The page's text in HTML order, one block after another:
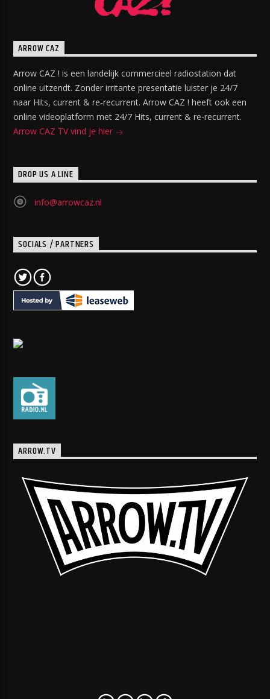
ARROW CAZ
Arrow CAZ ! is een landelijk commercieel radiostation dat
online uitzendt. Zonder irritante presentatie luister je 24/7
naar Hits, current & re-recurrent. Arrow CAZ ! heeft ook een
online videoplatform met 24/7 Hits, current & re-recurrent.
Arrow CAZ TV vind je hier
DROP US A LINE
info@arrowcaz.nl
SOCIALS / PARTNERS
ARROW.TV